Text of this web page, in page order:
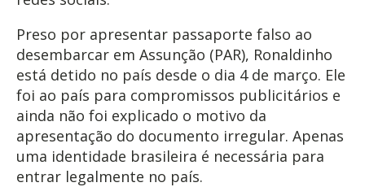
Preso por apresentar passaporte falso ao
desembarcar em Assunção (PAR), Ronaldinho
está detido no país desde o dia 4 de março. Ele
foi ao país para compromissos publicitários e
ainda não foi explicado o motivo da
apresentação do documento irregular. Apenas
uma identidade brasileira é necessária para
entrar legalmente no país.